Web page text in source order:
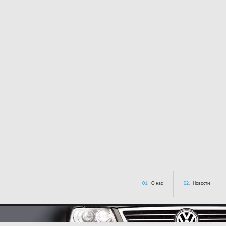
---------------
01. О нас 02. Новости